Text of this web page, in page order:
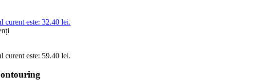
curent este: 32.40 lei.
curent este: 59.40 lei.